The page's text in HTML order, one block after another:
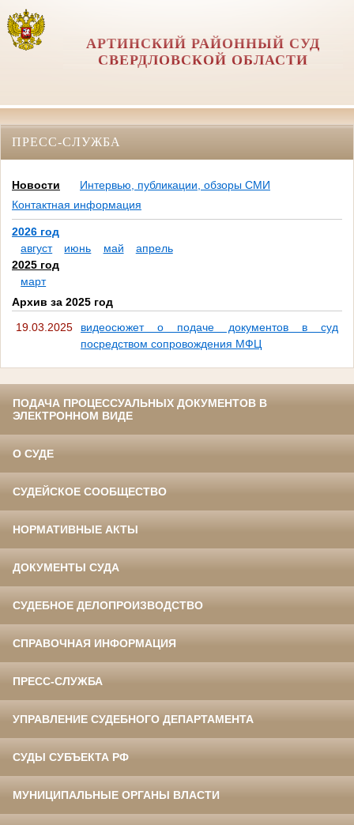
АРТИНСКИЙ РАЙОННЫЙ СУД
СВЕРДЛОВСКОЙ ОБЛАСТИ
ПРЕСС-СЛУЖБА
Новости
Интервью, публикации, обзоры СМИ
Контактная информация
2026 год
август
июнь май
апрель
2025 год
март
Архив за 2025 год
19.03.2025
видеосюжет о подаче документов в суд
посредством сопровождения МФЦ
ПОДАЧА ПРОЦЕССУАЛЬНЫХ ДОКУМЕНТОВ В
ЭЛЕКТРОННОМ ВИДЕ
О СУДЕ
СУДЕЙСКОЕ СООБЩЕСТВО
НОРМАТИВНЫЕ АКТЫ
ДОКУМЕНТЫ СУДА
СУДЕБНОЕ ДЕЛОПРОИЗВОДСТВО
СПРАВОЧНАЯ ИНФОРМАЦИЯ
ПРЕСС-СЛУЖБА
УПРАВЛЕНИЕ СУДЕБНОГО ДЕПАРТАМЕНТА
СУДЫ СУБЪЕКТА РФ
МУНИЦИПАЛЬНЫЕ ОРГАНЫ ВЛАСТИ